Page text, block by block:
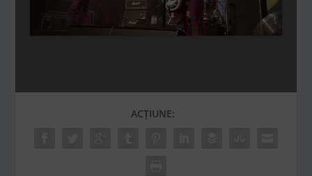
ACȚIUNE: